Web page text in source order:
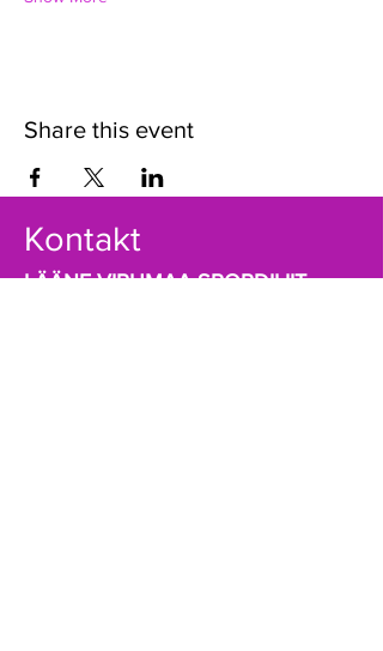
Share this event
Kontakt
LÄÄNE-VIRUMAA SPORDILIIT